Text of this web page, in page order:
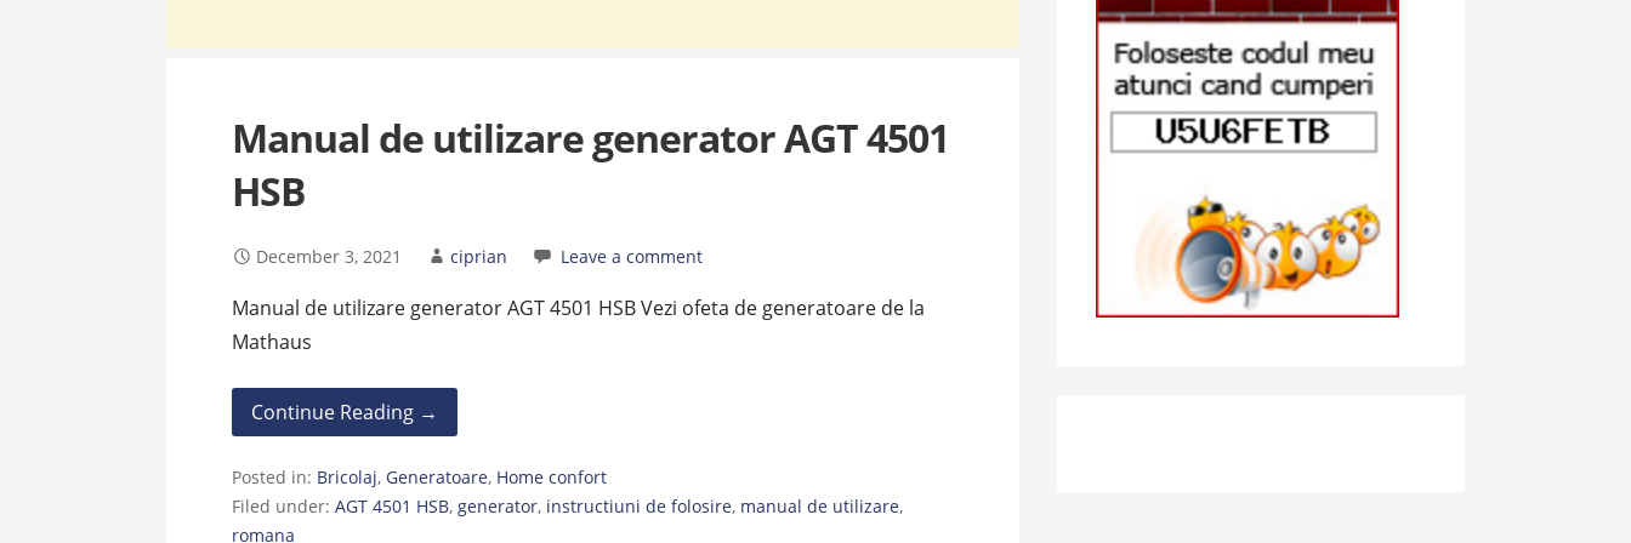
Manual de utilizare generator AGT 4501
HSB
December 3, 2021 ciprian Leave a comment
Manual de utilizare generator AGT 4501 HSB Vezi ofeta de generatoare de la
Mathaus
Continue Reading →
Posted in: Bricolaj,Generatoare, Home confort
Filed under:AGT 4501 HSB,generator, instructiuni de folosire, manual de utilizare,
romana